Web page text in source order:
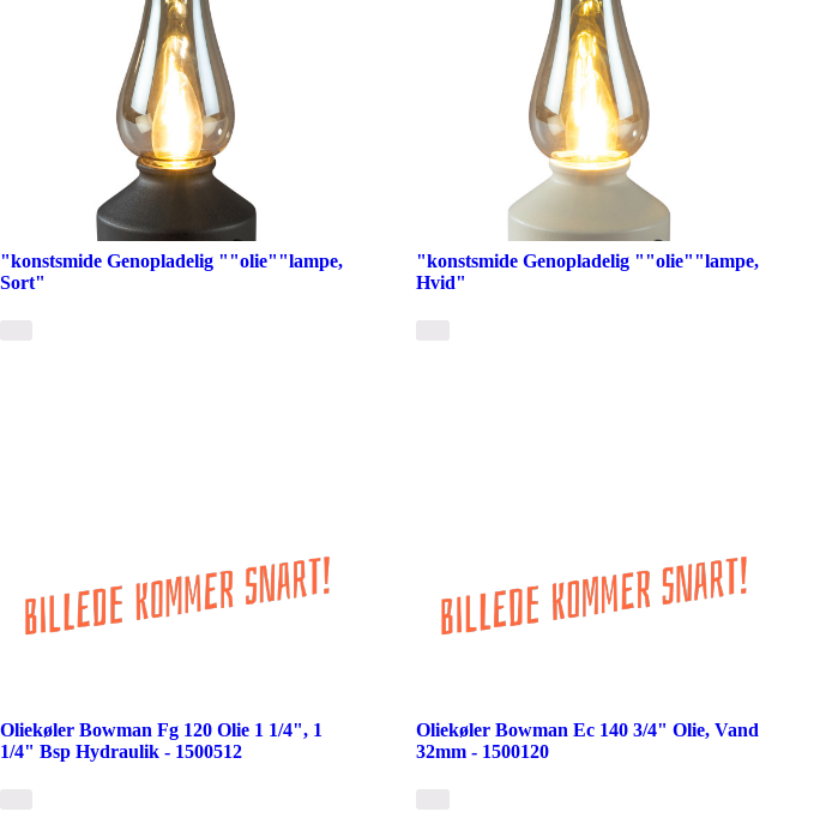
"konstsmide Genopladelig ""olie""lampe,
Sort"
"konstsmide Genopladelig ""olie""lampe,
Hvid"
Oliekøler Bowman Fg 120 Olie 1 1/4", 1
1/4" Bsp Hydraulik - 1500512
Oliekøler Bowman Ec 140 3/4" Olie, Vand
32mm - 1500120